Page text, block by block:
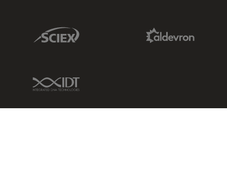
Sciex Link
IDT Link